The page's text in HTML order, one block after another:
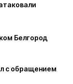
Белгород
с обращением